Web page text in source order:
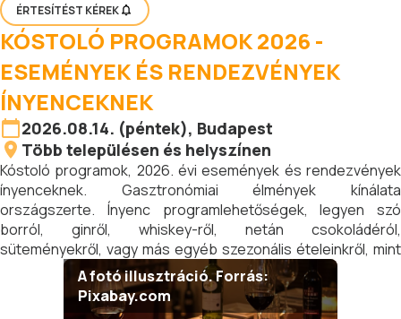
ÉRTESÍTÉST KÉREK
KÓSTOLÓ PROGRAMOK 2026 -
ESEMÉNYEK ÉS RENDEZVÉNYEK
ÍNYENCEKNEK
2026.08.14. (péntek), Budapest
Több településen és helyszínen
Kóstoló programok, 2026. évi események és rendezvények
ínyenceknek. Gasztronómiai élmények kínálata
országszerte. Ínyenc programlehetőségek, legyen szó
borról, ginről, whiskey-ről, netán csokoládéról,
süteményekről, vagy más egyéb szezonális ételeinkről, mint
amilyen a kocsonya. Ezeken az alkalmakon nemcsak az
ételek és az italok mutatkoznak be, hanem az adott
vendéglátóhelyek is.
A fotó illusztráció. Forrás:
Pixabay.com